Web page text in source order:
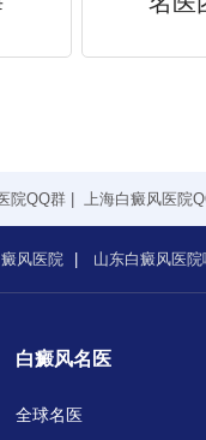
院QQ群 上海白癜风医院
风医院 山东白癜风医
白癜风名医
全球名医